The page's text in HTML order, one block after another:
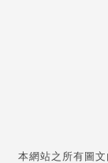
本網站之所有圖